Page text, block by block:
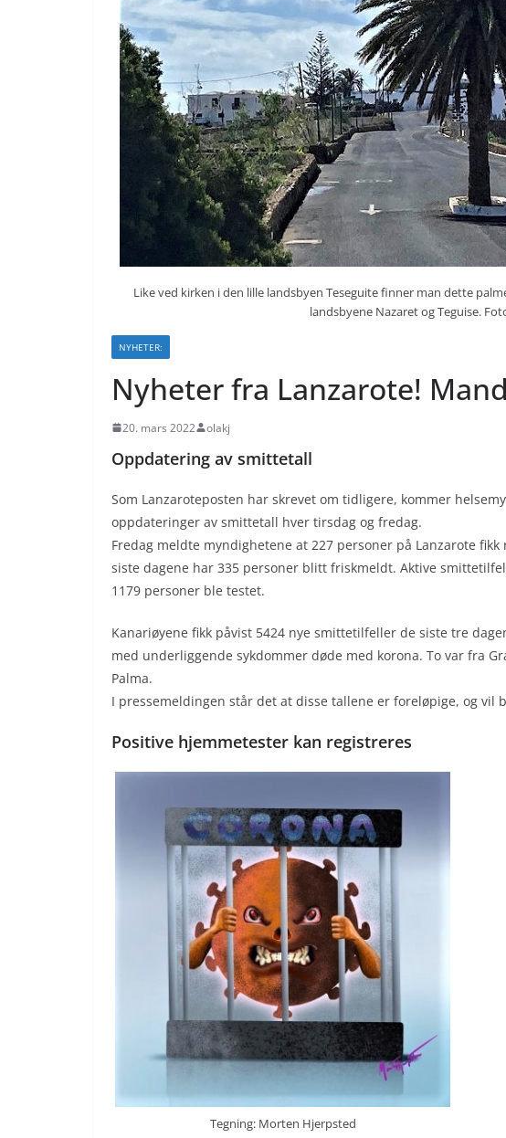
Like ved kirken i den lille landsbyen Teseguite finner man dette
landsbyene Nazaret og Teguise.
NYHETER:
Nyheter fra Lanzarote!
20. mars 2022 olakj
Oppdatering av smittetall
Som Lanzaroteposten har skrevet om tidligere, kommer
oppdateringer av smittetall hver tirsdag og fredag.
Fredag meldte myndighetene at 227 personer på Lanzarote
siste dagene har 335 personer blitt friskmeldt. Aktive
1179 personer ble testet.
Kanariøyene fikk påvist 5424 nye smittetilfeller de siste tre
med underliggende sykdommer døde med korona. To var fra
Palma.
I pressemeldingen står det at disse tallene er foreløpige, og vil
Positive hjemmetester kan registreres
Tegning: Morten Hjerpsted